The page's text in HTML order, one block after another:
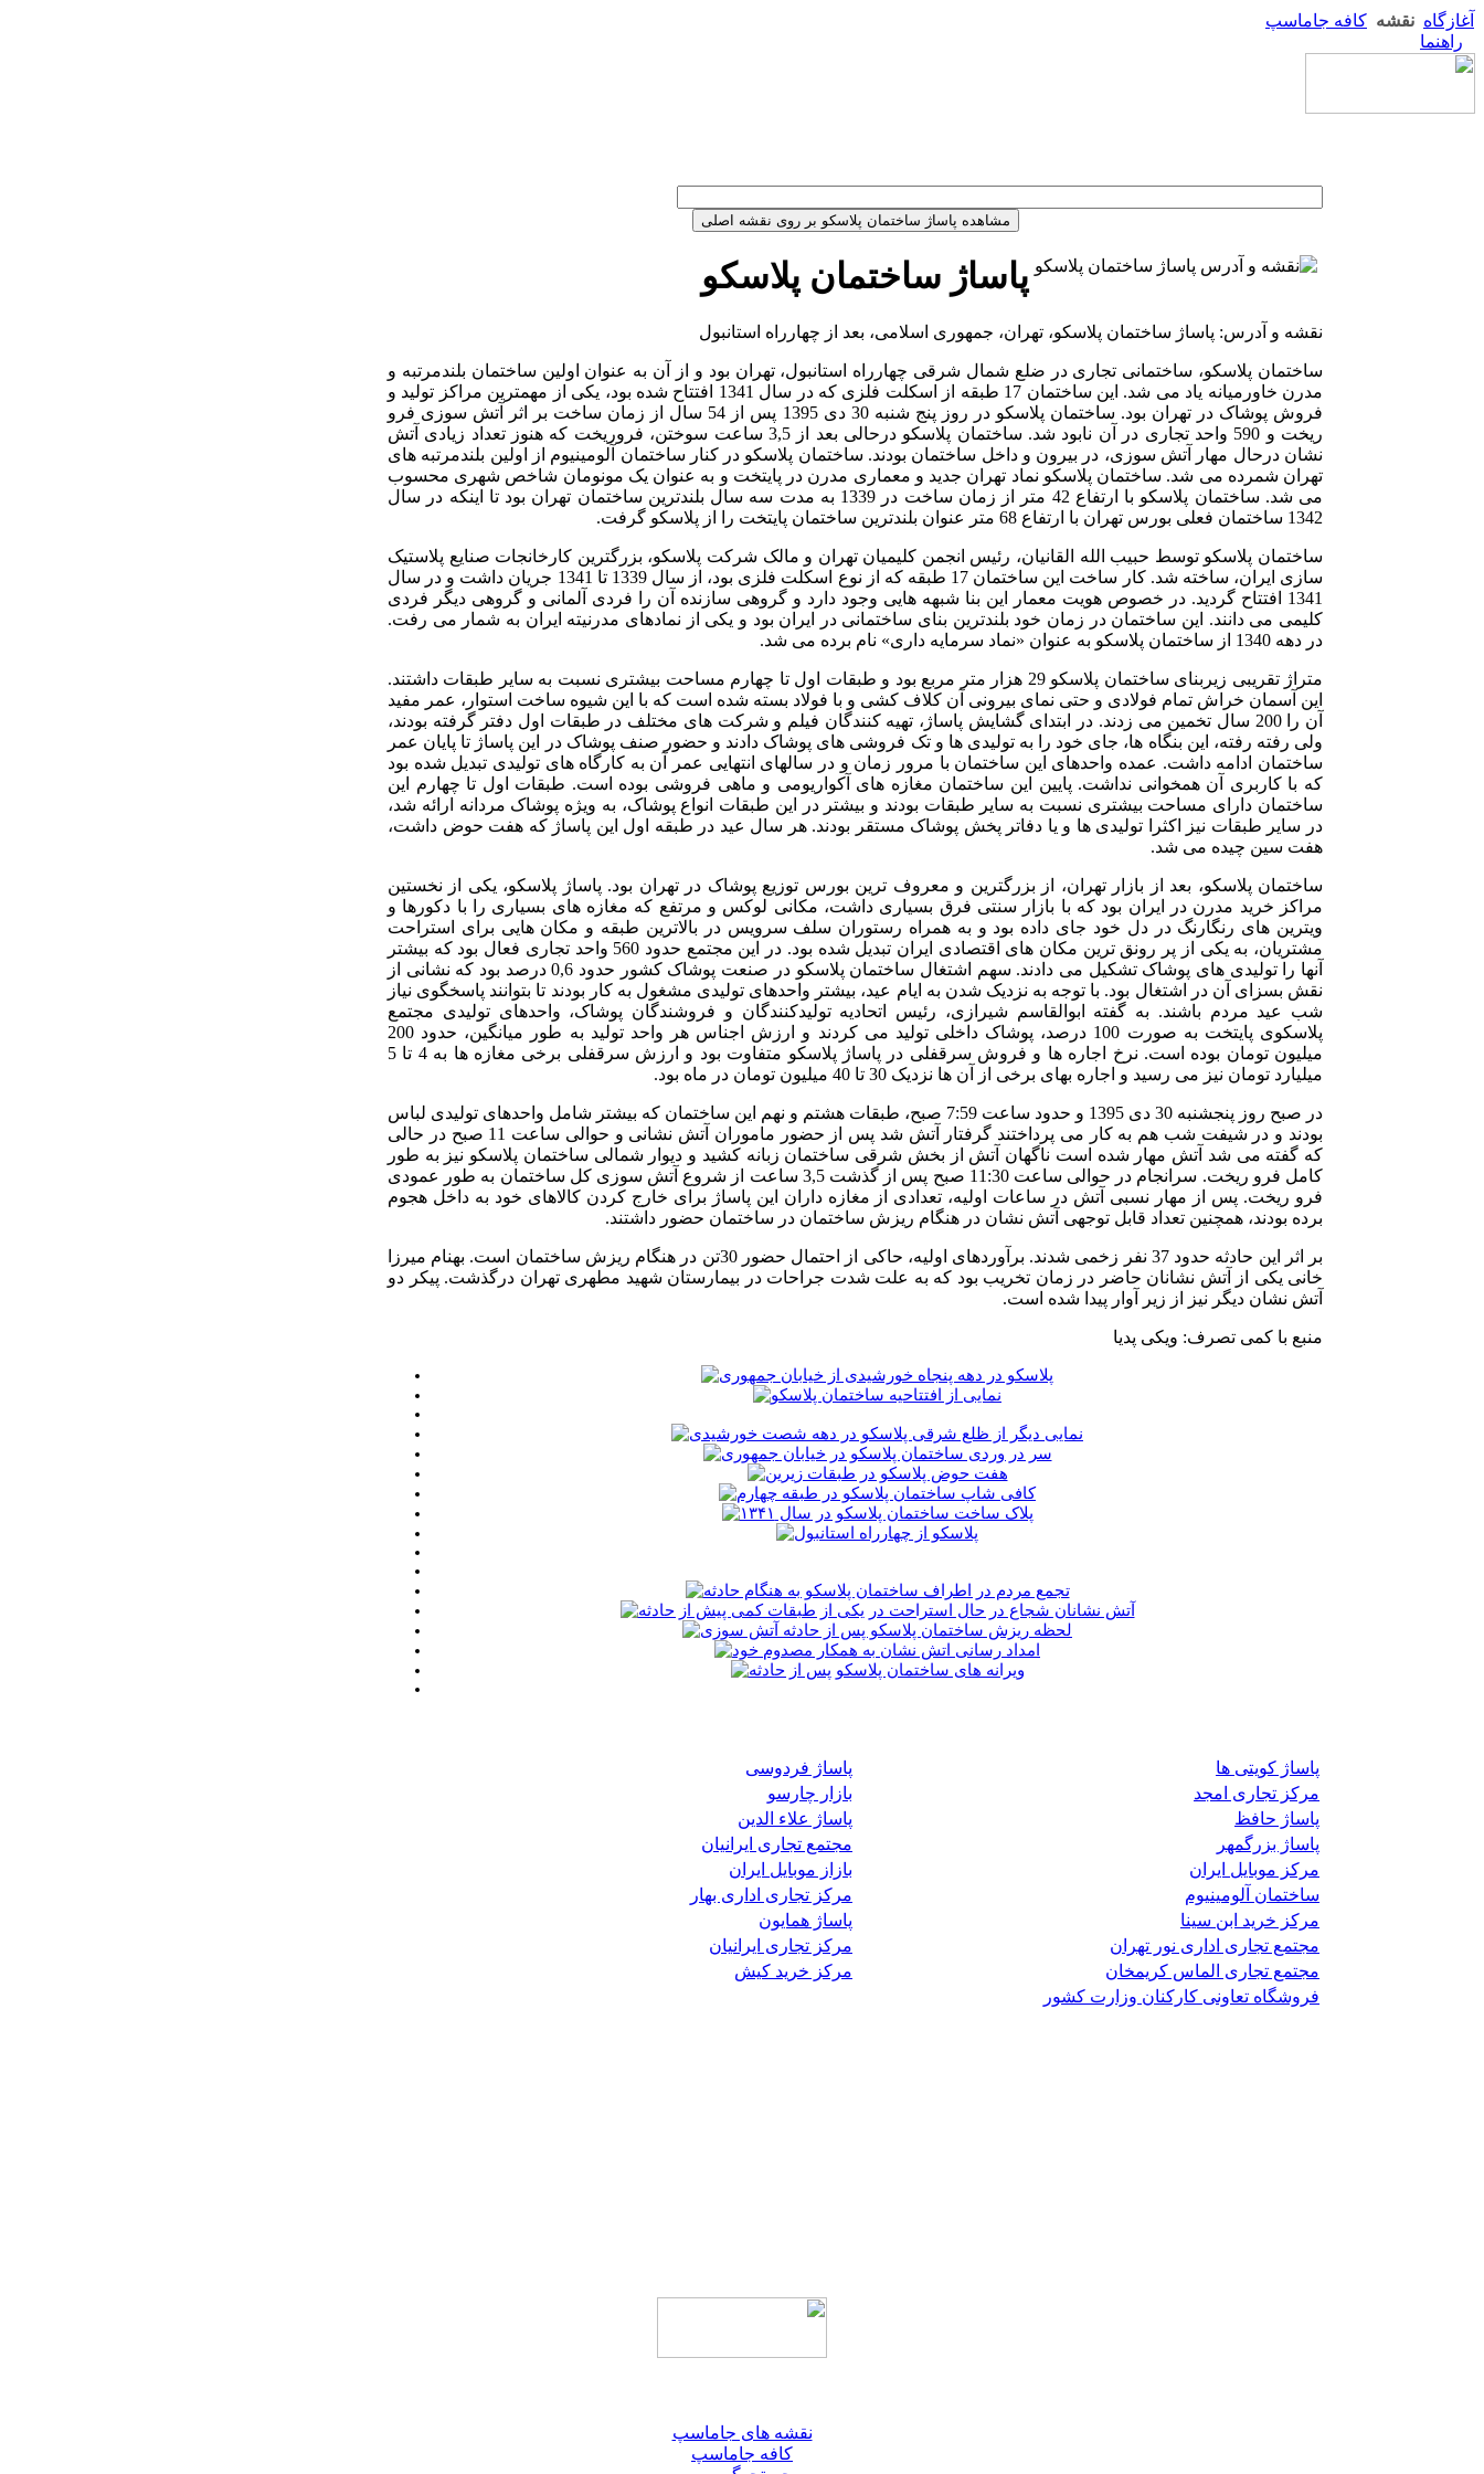
آغازگاه نقشه کافه جاماسپ
راهنما
پاساژ ساختمان پلاسکو
نقشه و آدرس: پاساژ ساختمان پلاسکو، تهران، جمهوری اسلامی، بعد از چهارراه استانبول
ساختمان پلاسکو، ساختمانی تجاری در ضلع شمال شرقی چهارراه استانبول، تهران بود و از آن به عنوان اولین ساختمان بلندمرتبه و
مدرن خاورمیانه یاد می شد. این ساختمان 17 طبقه از اسکلت فلزی که در سال 1341 افتتاح شده بود، یکی از مهمترین مراکز تولید و
فروش پوشاک در تهران بود. ساختمان پلاسکو در روز پنج شنبه 30 دی 1395 پس از 54 سال از زمان ساخت بر اثر آتش سوزی فرو
ریخت و 590 واحد تجاری در آن نابود شد. ساختمان پلاسکو درحالی بعد از 3,5 ساعت سوختن، فروریخت که هنوز تعداد زیادی آتش
نشان درحال مهار آتش سوزی، در بیرون و داخل ساختمان بودند. ساختمان پلاسکو در کنار ساختمان آلومینیوم از اولین بلندمرتبه های
تهران شمرده می شد. ساختمان پلاسکو نماد تهران جدید و معماری مدرن در پایتخت و به عنوان یک مونومان شاخص شهری محسوب
می شد. ساختمان پلاسکو با ارتفاع 42 متر از زمان ساخت در 1339 به مدت سه سال بلندترین ساختمان تهران بود تا اینکه در سال
1342 ساختمان فعلی بورس تهران با ارتفاع 68 متر عنوان بلندترین ساختمان پایتخت را از پلاسکو گرفت.
ساختمان پلاسکو توسط حبیب الله القانیان، رئیس انجمن کلیمیان تهران و مالک شرکت پلاسکو، بزرگترین کارخانجات صنایع پلاستیک
سازی ایران، ساخته شد. کار ساخت این ساختمان 17 طبقه که از نوع اسکلت فلزی بود، از سال 1339 تا 1341 جریان داشت و در سال
1341 افتتاح گردید. در خصوص هویت معمار این بنا شبهه هایی وجود دارد و گروهی سازنده آن را فردی آلمانی و گروهی دیگر فردی
کلیمی می دانند. این ساختمان در زمان خود بلندترین بنای ساختمانی در ایران بود و یکی از نمادهای مدرنیته ایران به شمار می رفت.
در دهه 1340 از ساختمان پلاسکو به عنوان «نماد سرمایه داری» نام برده می شد.
متراژ تقریبی زیربنای ساختمان پلاسکو 29 هزار متر مربع بود و طبقات اول تا چهارم مساحت بیشتری نسبت به سایر طبقات داشتند.
این آسمان خراش تمام فولادی و حتی نمای بیرونی آن کلاف کشی و با فولاد بسته شده است که با این شیوه ساخت استوار، عمر مفید
آن را 200 سال تخمین می زدند. در ابتدای گشایش پاساژ، تهیه کنندگان فیلم و شرکت های مختلف در طبقات اول دفتر گرفته بودند،
ولی رفته رفته، این بنگاه ها، جای خود را به تولیدی ها و تک فروشی های پوشاک دادند و حضور صنف پوشاک در این پاساژ تا پایان عمر
ساختمان ادامه داشت. عمده واحدهای این ساختمان با مرور زمان و در سالهای انتهایی عمر آن به کارگاه های تولیدی تبدیل شده بود
که با کاربری آن همخوانی نداشت. پایین این ساختمان مغازه های آکواریومی و ماهی فروشی بوده است. طبقات اول تا چهارم این
ساختمان دارای مساحت بیشتری نسبت به سایر طبقات بودند و بیشتر در این طبقات انواع پوشاک، به ویژه پوشاک مردانه ارائه شد،
در سایر طبقات نیز اکثرا تولیدی ها و یا دفاتر پخش پوشاک مستقر بودند. هر سال عید در طبقه اول این پاساژ که هفت حوض داشت،
هفت سین چیده می شد.
ساختمان پلاسکو، بعد از بازار تهران، از بزرگترین و معروف ترین بورس توزیع پوشاک در تهران بود. پاساژ پلاسکو، یکی از نخستین
مراکز خرید مدرن در ایران بود که با بازار سنتی فرق بسیاری داشت، مکانی لوکس و مرتفع که مغازه های بسیاری را با دکورها و
ویترین های رنگارنگ در دل خود جای داده بود و به همراه رستوران سلف سرویس در بالاترین طبقه و مکان هایی برای استراحت
مشتریان، به یکی از پر رونق ترین مکان های اقتصادی ایران تبدیل شده بود. در این مجتمع حدود 560 واحد تجاری فعال بود که بیشتر
آنها را تولیدی های پوشاک تشکیل می دادند. سهم اشتغال ساختمان پلاسکو در صنعت پوشاک کشور حدود 0,6 درصد بود که نشانی از
نقش بسزای آن در اشتغال بود. با توجه به نزدیک شدن به ایام عید، بیشتر واحدهای تولیدی مشغول به کار بودند تا بتوانند پاسخگوی نیاز
شب عید مردم باشند. به گفته ابوالقاسم شیرازی، رئیس اتحادیه تولیدکنندگان و فروشندگان پوشاک، واحدهای تولیدی مجتمع
پلاسکوی پایتخت به صورت 100 درصد، پوشاک داخلی تولید می کردند و ارزش اجناس هر واحد تولید به طور میانگین، حدود 200
میلیون تومان بوده است. نرخ اجاره ها و فروش سرقفلی در پاساژ پلاسکو متفاوت بود و ارزش سرقفلی برخی مغازه ها به 4 تا 5
میلیارد تومان نیز می رسید و اجاره بهای برخی از آن ها نزدیک 30 تا 40 میلیون تومان در ماه بود.
در صبح روز پنجشنبه 30 دی 1395 و حدود ساعت 7:59 صبح، طبقات هشتم و نهم این ساختمان که بیشتر شامل واحدهای تولیدی لباس
بودند و در شیفت شب هم به کار می پرداختند گرفتار آتش شد پس از حضور ماموران آتش نشانی و حوالی ساعت 11 صبح در حالی
که گفته می شد آتش مهار شده است ناگهان آتش از بخش شرقی ساختمان زبانه کشید و دیوار شمالی ساختمان پلاسکو نیز به طور
کامل فرو ریخت. سرانجام در حوالی ساعت 11:30 صبح پس از گذشت 3,5 ساعت از شروع آتش سوزی کل ساختمان به طور عمودی
فرو ریخت. پس از مهار نسبی آتش در ساعات اولیه، تعدادی از مغازه داران این پاساژ برای خارج کردن کالاهای خود به داخل هجوم
برده بودند، همچنین تعداد قابل توجهی آتش نشان در هنگام ریزش ساختمان در ساختمان حضور داشتند.
بر اثر این حادثه حدود 37 نفر زخمی شدند. برآوردهای اولیه، حاکی از احتمال حضور 30تن در هنگام ریزش ساختمان است. بهنام میرزا
خانی یکی از آتش نشانان حاضر در زمان تخریب بود که به علت شدت جراحات در بیمارستان شهید مطهری تهران درگذشت. پیکر دو
آتش نشان دیگر نیز از زیر آوار پیدا شده است.
منبع با کمی تصرف: ویکی پدیا
پاساژ کویتی ها
پاساژ فردوسی
مرکز تجاری امجد
بازار چارسو
پاساژ حافظ
پاساژ علاء الدین
پاساژ بزرگمهر
مجتمع تجاری ایرانیان
مرکز موبایل ایران
بازاز موبایل ایران
ساختمان آلومینیوم
مرکز تجاری اداری بهار
مرکز خرید ابن سینا
پاساژ همایون
مجتمع تجاری اداری نور تهران
مرکز تجاری ایرانیان
مجتمع تجاری الماس کریمخان
مرکز خرید کیش
فروشگاه تعاونی کارکنان وزارت کشور
نقشه های جاماسپ
کافه جاماسپ